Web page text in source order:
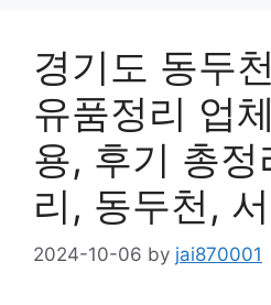
경기도 동두
유품정리 업
용, 후기 총정
리, 동두천,
2024-10-06 by jai870001